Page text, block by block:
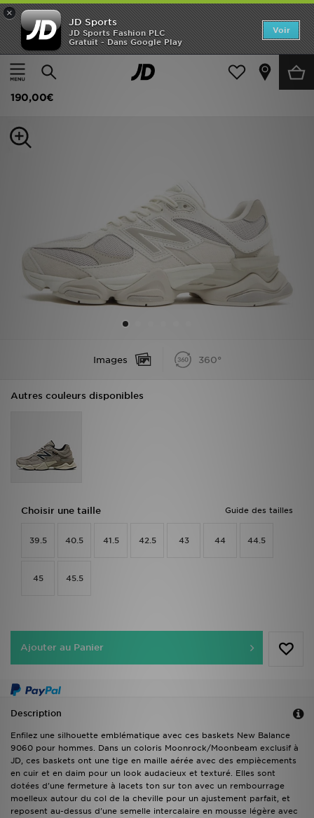
×
JD Sports
JD Sports Fashion PLC
Gratuit - Dans Google Play
Voir
Accueil
Homme Chaussures Homme Baskets
New Balance 9060 Homme
190,00€
Images 360°
Autres couleurs disponibles
Guide des tailles
Choisir une taille
39.5 40.5 41.5 42.5 43 44 44.5
45 45.5
Ajouter au Panier
Description
Enfilez une silhouette emblématique avec ces baskets New Balance
9060 pour hommes. Dans un coloris Moonrock/Moonbeam exclusif à
JD, ces baskets ont une tige en maille aérée avec des empiècements
en cuir et en daim pour un look audacieux et texturé. Elles sont
dotées d'une fermeture à lacets ton sur ton avec un rembourrage
moelleux autour du col de la cheville pour un ajustement parfait, et
reposent au-dessus d'une semelle intercalaire en mousse légère avec
Accueil
Nouveautés
Enfant
Football
Sports
Nos Magasins
Télécharge l'Appli